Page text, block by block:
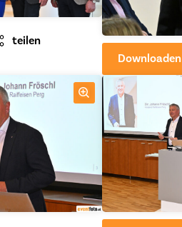
teilen
Downloaden